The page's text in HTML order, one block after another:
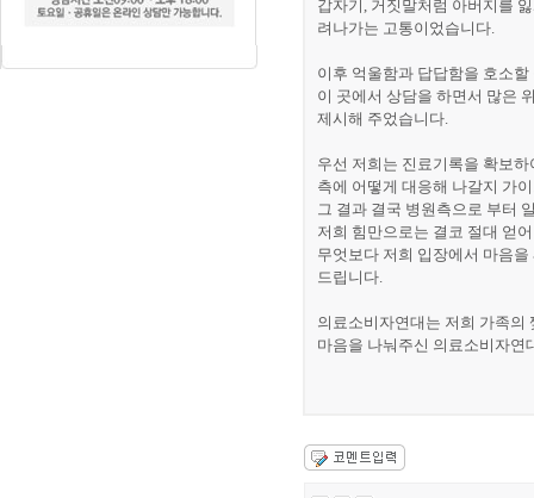
갑자기, 거짓말처럼 아버지를
려나가는 고통이었습니다.
이후 억울함과 답답함을 호소
이 곳에서 상담을 하면서 많은
제시해 주었습니다.
우선 저희는 진료기록을 확보
측에 어떻게 대응해 나갈지 가
그 결과 결국 병원측으로 부터
저희 힘만으로는 결코 절대 얻
무엇보다 저희 입장에서 마음
드립니다.
의료소비자연대는 저희 가족의
마음을 나눠주신 의료소비자연